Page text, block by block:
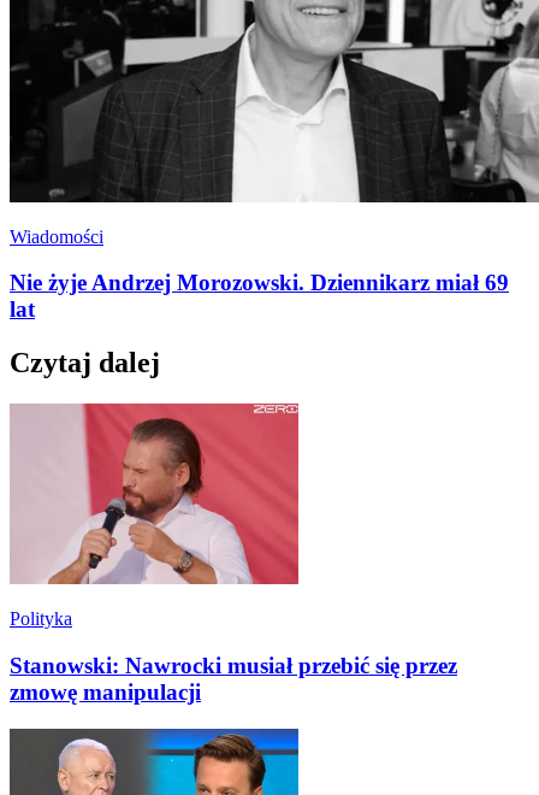
Wiadomości
Nie żyje Andrzej Morozowski. Dziennikarz miał 69
lat
Czytaj dalej
Polityka
Stanowski: Nawrocki musiał przebić się przez
zmowę manipulacji